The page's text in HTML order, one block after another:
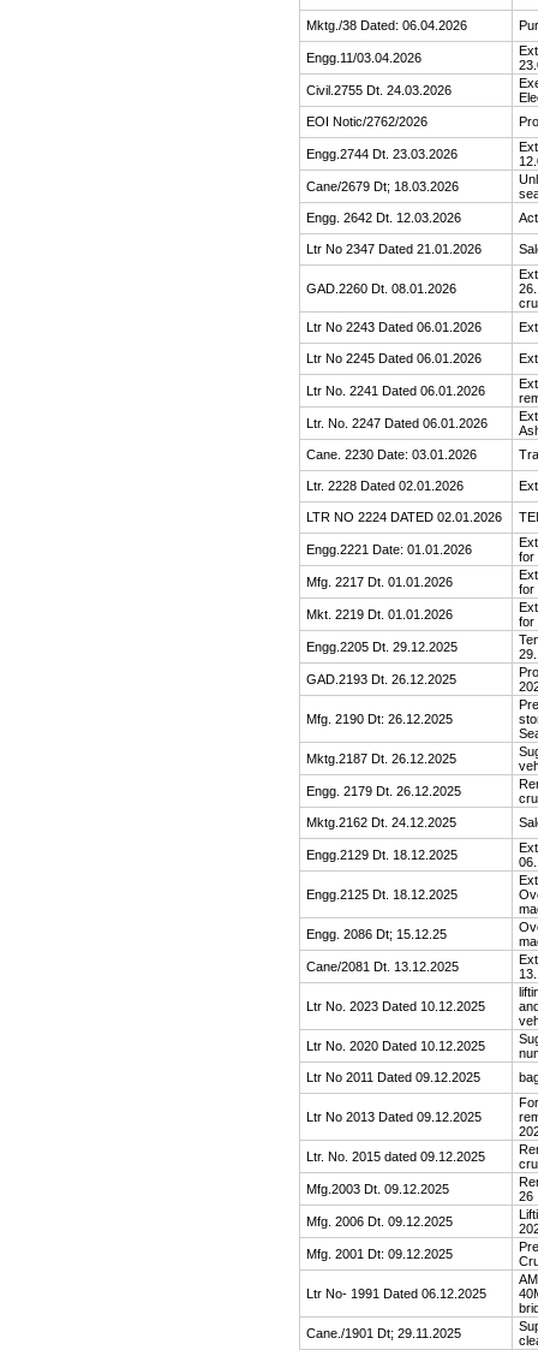
Mktg./38 Dated: 06.04.2026
Engg.11/03.04.2026
Civil.2755 Dt. 24.03.2026
EOI Notic/2762/2026
Engg.2744 Dt. 23.03.2026
Cane/2679 Dt; 18.03.2026
Engg. 2642 Dt. 12.03.2026
Ltr No 2347 Dated 21.01.2026
GAD.2260 Dt. 08.01.2026
Ltr No 2243 Dated 06.01.2026
Ltr No 2245 Dated 06.01.2026
Ltr No. 2241 Dated 06.01.2026
Ltr. No. 2247 Dated 06.01.2026
Cane. 2230 Date: 03.01.2026
Ltr. 2228 Dated 02.01.2026
LTR NO 2224 DATED 02.01.2026
Engg.2221 Date: 01.01.2026
for
Mfg. 2217 Dt. 01.01.2026
for
Mkt. 2219 Dt. 01.01.2026
for
Engg.2205 Dt. 29.12.2025
GAD.2193 Dt. 26.12.2025
Mfg. 2190 Dt: 26.12.2025
Mktg.2187 Dt. 26.12.2025
Engg. 2179 Dt. 26.12.2025
Mktg.2162 Dt. 24.12.2025
Engg.2129 Dt. 18.12.2025
Engg.2125 Dt. 18.12.2025
Engg. 2086 Dt; 15.12.25
Cane/2081 Dt. 13.12.2025
Ltr No. 2023 Dated 10.12.2025
Ltr No. 2020 Dated 10.12.2025
Ltr No 2011 Dated 09.12.2025
Ltr No 2013 Dated 09.12.2025
Ltr. No. 2015 dated 09.12.2025
Mfg.2003 Dt. 09.12.2025
26
Mfg. 2006 Dt. 09.12.2025
Mfg. 2001 Dt: 09.12.2025
Ltr No- 1991 Dated 06.12.2025
Cane./1901 Dt; 29.11.2025